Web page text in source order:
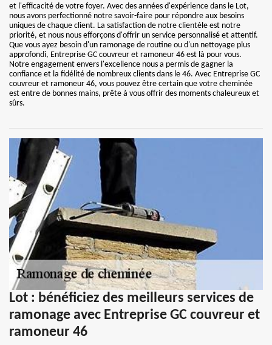
et l'efficacité de votre foyer. Avec des années d'expérience dans le Lot,
nous avons perfectionné notre savoir-faire pour répondre aux besoins
uniques de chaque client. La satisfaction de notre clientèle est notre
priorité, et nous nous efforçons d'offrir un service personnalisé et attentif.
Que vous ayez besoin d'un ramonage de routine ou d'un nettoyage plus
approfondi, Entreprise GC couvreur et ramoneur 46 est là pour vous.
Notre engagement envers l'excellence nous a permis de gagner la
confiance et la fidélité de nombreux clients dans le 46. Avec Entreprise GC
couvreur et ramoneur 46, vous pouvez être certain que votre cheminée
est entre de bonnes mains, prête à vous offrir des moments chaleureux et
sûrs.
Lot : bénéficiez des meilleurs services de
ramonage avec Entreprise GC couvreur et
ramoneur 46